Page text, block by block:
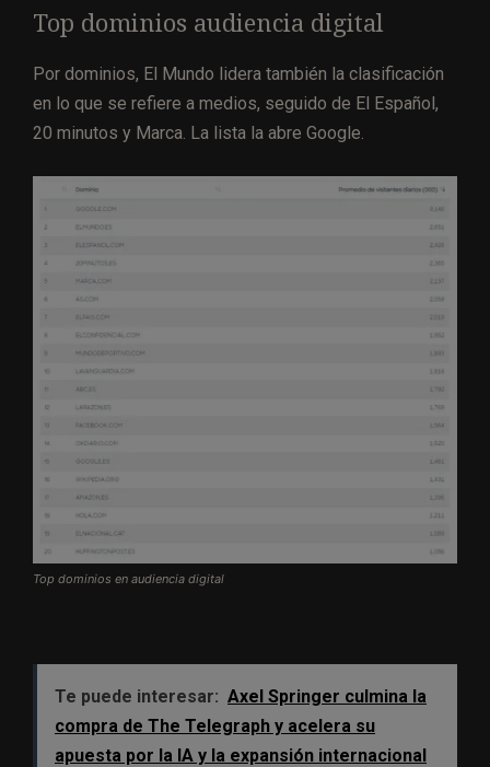
Top dominios audiencia digital
Por dominios, El Mundo lidera también la clasificación
en lo que se refiere a medios, seguido de El Español,
20 minutos y Marca. La lista la abre Google.
Top dominios en audiencia digital
Te puede interesar: Axel Springer culmina la
compra de The Telegraph y acelera su
apuesta por la IA y la expansión internacional